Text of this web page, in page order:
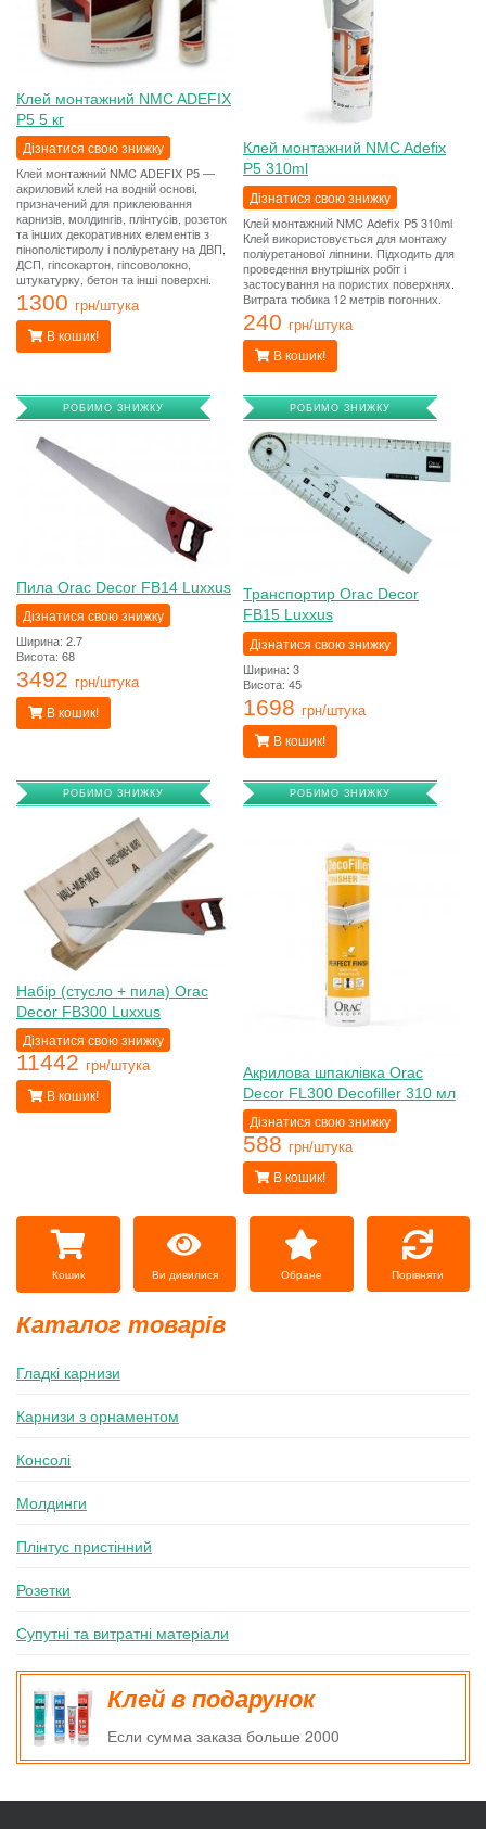
Клей монтажний NMC ADEFIX
P5 5 кг
Дізнатися свою знижку
Клей монтажний NMC ADEFIX P5 —
акриловий клей на водній основі,
призначений для приклеювання
карнизів, молдингів, плінтусів, розеток
та інших декоративних елементів з
пінополістиролу і поліуретану на ДВП,
ДСП, гіпсокартон, гіпсоволокно,
штукатурку, бетон та інші поверхні.
1300 грн/штука
В кошик!
Клей монтажний NMC Adefix
P5 310ml
Дізнатися свою знижку
Клей монтажний NMC Adefix P5 310ml
Клей використовується для монтажу
поліуретанової ліпнини. Підходить для
проведення внутрішніх робіт і
застосування на пористих поверхнях.
Витрата тюбика 12 метрів погонних.
240 грн/штука
В кошик!
РОБИМО ЗНИЖКУ
Пила Orac Decor FB14 Luxxus
Дізнатися свою знижку
Ширина: 2.7
Висота: 68
3492 грн/штука
В кошик!
РОБИМО ЗНИЖКУ
Транспортир Orac Decor
FB15 Luxxus
Дізнатися свою знижку
Ширина: 3
Висота: 45
1698 грн/штука
В кошик!
РОБИМО ЗНИЖКУ
Набір (стусло + пила) Orac
Decor FB300 Luxxus
Дізнатися свою знижку
11442 грн/штука
В кошик!
РОБИМО ЗНИЖКУ
Акрилова шпаклівка Orac
Decor FL300 Decofiller 310 мл
Дізнатися свою знижку
588 грн/штука
В кошик!
Кошик Ви дивилися Обране Порівняти
Каталог товарів
Гладкі карнизи
Карнизи з орнаментом
Консолі
Молдинги
Плінтус пристінний
Розетки
Супутні та витратні матеріали
Клей в подарунок
Если сумма заказа больше 2000